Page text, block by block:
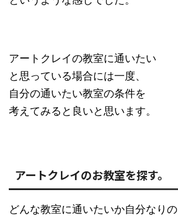
アートクレイの教室に通いたい
と思っている場合には一度、
自分の通いたい教室の条件を
考えてみると良いと思います。
アートクレイのお教室を探す。
どんな教室に通いたいか自分なりの